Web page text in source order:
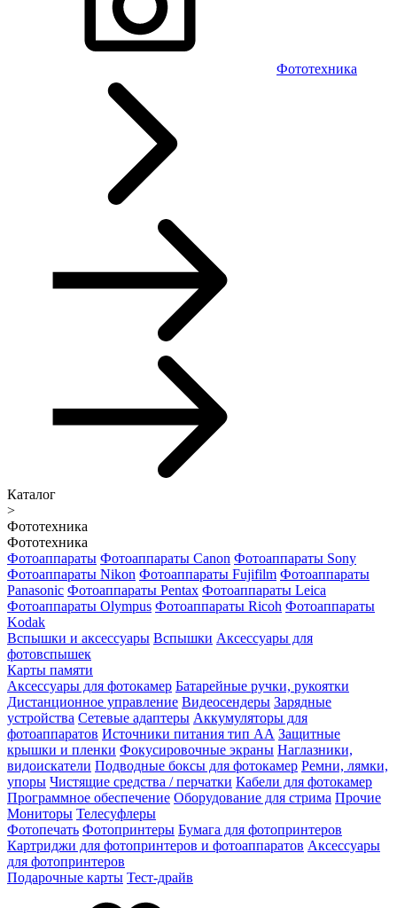
Фототехника
Каталог
>
Фототехника
Фототехника
Фотоаппараты Фотоаппараты Canon Фотоаппараты Sony
Фотоаппараты Nikon Фотоаппараты Fujifilm Фотоаппараты
Panasonic Фотоаппараты Pentax Фотоаппараты Leica
Фотоаппараты Olympus Фотоаппараты Ricoh Фотоаппараты
Kodak
Вспышки и аксессуары Вспышки Аксессуары для
фотовспышек
Карты памяти
Аксессуары для фотокамер Батарейные ручки, рукоятки
Дистанционное управление Видеосендеры Зарядные
устройства Сетевые адаптеры Аккумуляторы для
фотоаппаратов Источники питания тип АА Защитные
крышки и пленки Фокусировочные экраны Наглазники,
видоискатели Подводные боксы для фотокамер Ремни, лямки,
упоры Чистящие средства / перчатки Кабели для фотокамер
Программное обеспечение Оборудование для стрима Прочие
Мониторы Телесуфлеры
Фотопечать Фотопринтеры Бумага для фотопринтеров
Картриджи для фотопринтеров и фотоаппаратов Аксессуары
для фотопринтеров
Подарочные карты Тест-драйв